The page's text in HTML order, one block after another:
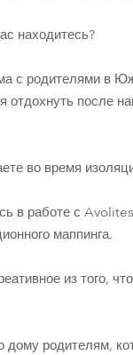
находитесь?
с родителями в
отдохнуть после
во время
в работе с
маппинга.
из того,
дому родителям,